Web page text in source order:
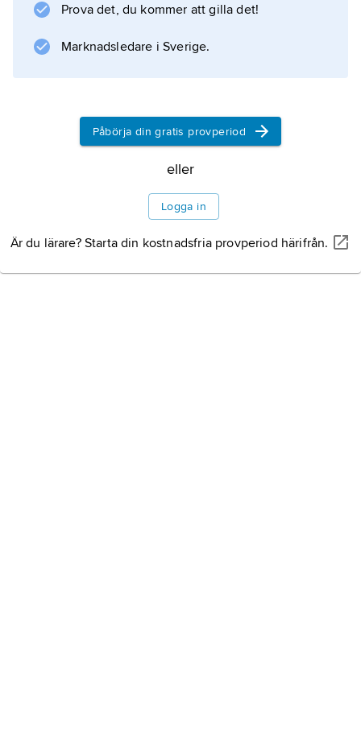
eltaxorna för konsumenterna.
Prova det, du kommer att gilla det!
Marknadsledare i Sverige.
Påbörja din gratis provperiod
eller
Logga in
Är du lärare? Starta din kostnadsfria provperiod härifrån.